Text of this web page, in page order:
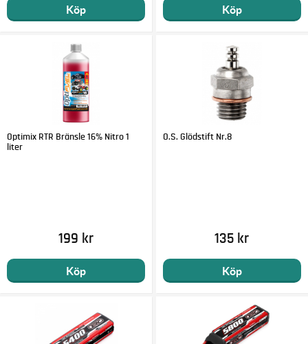
Köp Köp
Optimix RTR Bränsle 16% Nitro 1
liter
199 kr
Köp
O.S. Glödstift Nr.8
135 kr
Köp